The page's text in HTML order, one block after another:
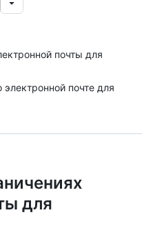
почты для
почте для
для